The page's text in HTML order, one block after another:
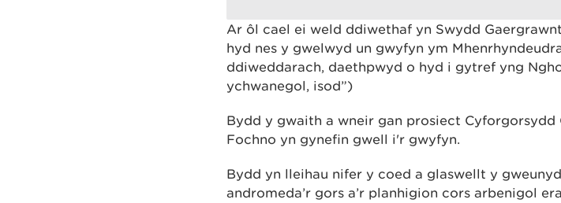
Ar ôl cael ei weld ddiwethaf yn Swydd
hyd nes y gwelwyd un gwyfyn ym
ddiweddarach, daethpwyd o hyd i gytref yng
ychwanegol, isod”)
Bydd y gwaith a wneir gan prosiect Cyforgorsydd
Fochno yn gynefin gwell i'r gwyfyn.
Bydd yn lleihau nifer y coed a glaswellt y
andromeda’r gors a’r planhigion cors arbenigol